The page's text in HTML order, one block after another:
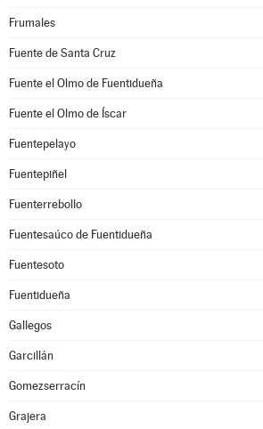
Frumales
Fuente de Santa Cruz
Fuente el Olmo de Fuentidueña
Fuente el Olmo de Íscar
Fuentepelayo
Fuentepiñel
Fuenterrebollo
Fuentesaúco de Fuentidueña
Fuentesoto
Fuentidueña
Gallegos
Garcillán
Gomezserracín
Grajera